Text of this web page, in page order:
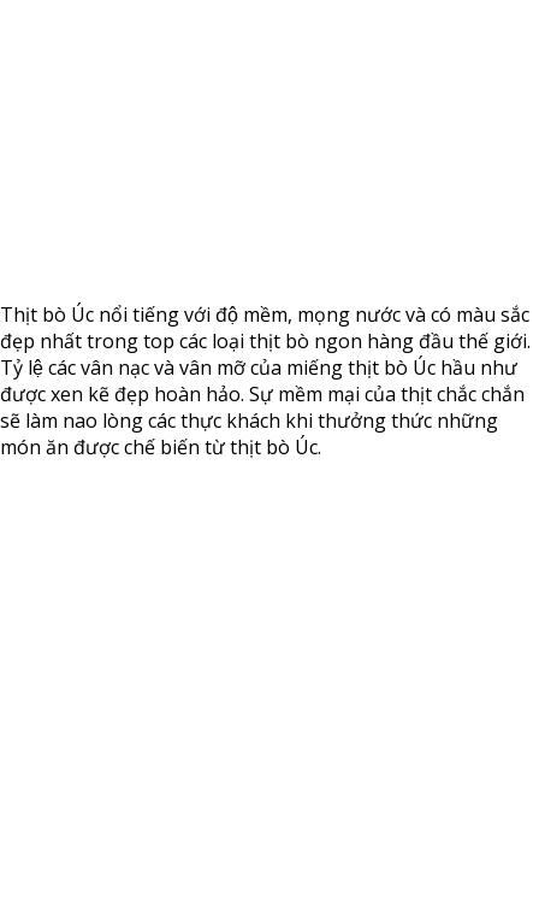
Thịt bò Úc nổi tiếng với độ mềm, mọng nước và có màu sắc
đẹp nhất trong top các loại thịt bò ngon hàng đầu thế giới.
Tỷ lệ các vân nạc và vân mỡ của miếng thịt bò Úc hầu như
được xen kẽ đẹp hoàn hảo. Sự mềm mại của thịt chắc chắn
sẽ làm nao lòng các thực khách khi thưởng thức những
món ăn được chế biến từ thịt bò Úc.